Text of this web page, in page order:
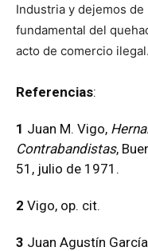
Industria y dejemos
fundamental del
acto de comercio ilegal.
Referencias:
1 Juan M. Vigo,
Contrabandistas,
51, julio de 1971.
2 Vigo, op. cit.
3 Juan Agustín